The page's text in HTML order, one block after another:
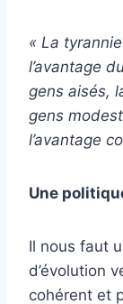
« La
l’avantage
gens aisés,
gens
l’avantage
Une
Il nous faut
d’évolution
cohérent et